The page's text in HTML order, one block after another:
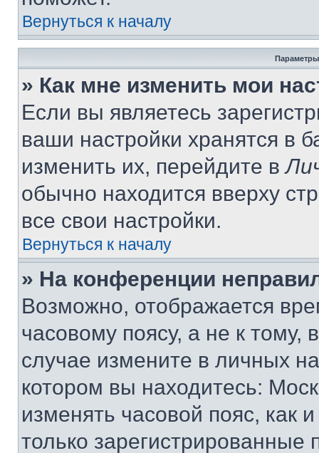
Вернуться к началу
Параметры
» Как мне изменить мои
Если вы являетесь
ваши настройки хранятся в
изменить их, перейдите в
обычно находится вверху
все свои настройки.
Вернуться к началу
» На конференции
Возможно, отображается
часовому поясу, а не к тому,
случае измените в личных
котором вы находитесь:
изменять часовой пояс, как
только